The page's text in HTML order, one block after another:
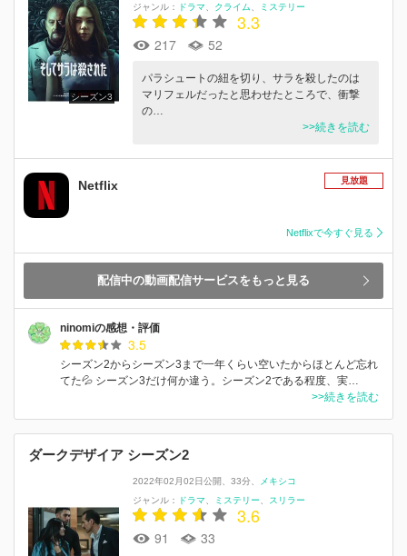
シーズン3
ジャンル：
ドラマ クライム ミステリー
3.3
217 52
パラシュートの紐を切り、サラを殺したのは
マリフェルだったと思わせたところで、衝撃
の…
>>続きを読む
Netflix 見放題
Netflixで今すぐ見る
配信中の動画配信サービスをもっと見る
ninomiの感想・評価
3.5
シーズン2からシーズン3まで一年くらい空いたからほとんど忘れ
てた💦 シーズン3だけ何か違う。シーズン2である程度、実…
>>続きを読む
ダークデザイア シーズン2
2022年02月02日公開 33分
メキシコ
ジャンル：
ドラマ ミステリー スリラー
3.6
91 33